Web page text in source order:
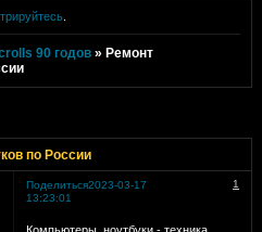
90 годов » Ремонт
по России
Поделиться 1
2023-03-17
13:23:01